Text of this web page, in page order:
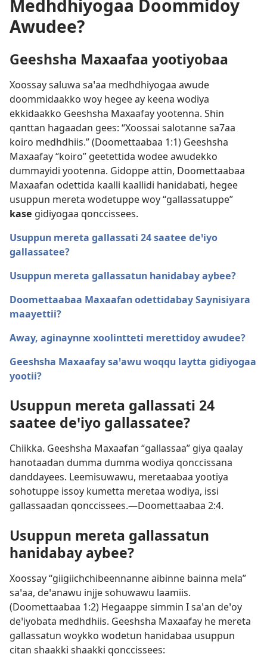
Medhdhiyogaa Doommidoy
Awudee?
Geeshsha Maxaafaa yootiyobaa
Xoossay saluwa saꞌaa medhdhiyogaa awude
doommidaakko woy hegee ay keena wodiya
ekkidaakko Geeshsha Maxaafay yootenna. Shin
qanttan hagaadan gees: “Xoossai salotanne sa7aa
koiro medhdhiis.” (Doomettaabaa 1:1) Geeshsha
Maxaafay “koiro” geetettida wodee awudekko
dummayidi yootenna. Gidoppe attin, Doomettaabaa
Maxaafan odettida kaalli kaallidi hanidabati, hegee
usuppun mereta wodetuppe woy “gallassatuppe”
kase gidiyogaa qonccissees.
Usuppun mereta gallassati 24 saatee deꞌiyo
gallassatee?
Usuppun mereta gallassatun hanidabay aybee?
Doomettaabaa Maxaafan odettidabay Saynisiyara
maayettii?
Away, aginaynne xoolintteti merettidoy awudee?
Geeshsha Maxaafay saꞌawu woqqu laytta gidiyogaa
yootii?
Usuppun mereta gallassati 24
saatee deꞌiyo gallassatee?
Chiikka. Geeshsha Maxaafan “gallassaa” giya qaalay
hanotaadan dumma dumma wodiya qonccissana
danddayees. Leemisuwawu, meretaabaa yootiya
sohotuppe issoy kumetta meretaa wodiya, issi
gallassaadan qonccissees.—Doomettaabaa 2:4.
Usuppun mereta gallassatun
hanidabay aybee?
Xoossay “giigiichchibeennanne aibinne bainna mela”
saꞌaa, deꞌanawu injje sohuwawu laamiis.
(Doomettaabaa 1:2) Hegaappe simmin I saꞌan deꞌoy
deꞌiyobata medhdhiis. Geeshsha Maxaafay he mereta
gallassatun woykko wodetun hanidabaa usuppun
citan shaakki shaakki qonccissees: